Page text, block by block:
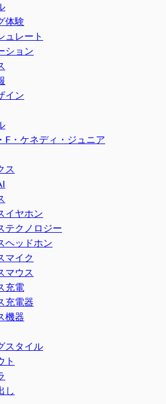
体験
ュレート
ション
イン
F・ケネディ・ジュニア
ス
イヤホン
テクノロジー
ヘッドホン
マイク
マウス
充電
充電器
機器
スタイル
ト
し